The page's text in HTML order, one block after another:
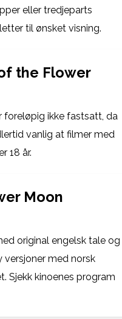
eller tredjeparts
til ønsket visning.
the Flower
foreløpig ikke fastsatt, da
vanlig at filmer med
18 år.
Moon
original engelsk tale og
versjoner med norsk
Sjekk kinoenes program